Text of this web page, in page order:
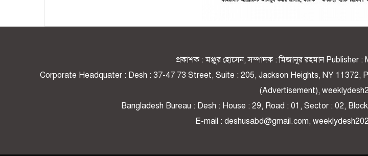
প্রকাশক : মঞ্জুর হোসেন, সম্পাদক : মিজানুর রহমান
Corporate Headquater : Desh : 37-47 73 Street, Suite : 205, Jackson Heights, NY
(Advertisement),
Bangladesh Bureau : Desh : House : 29, Road : 01, Sector : 02,
E-mail : deshusabd@gmail.com,